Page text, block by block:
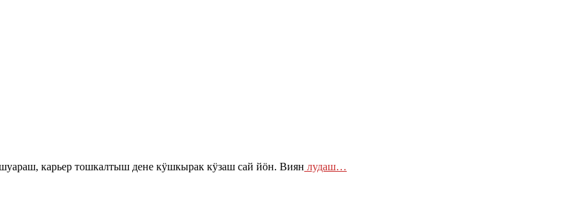
карьер тошкалтыш дене кӱшкырак кӱзаш сай йӧн. Виян лудаш…